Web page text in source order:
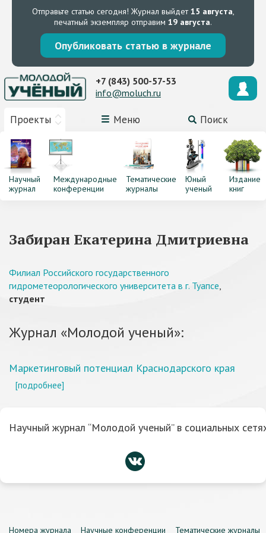
Отправьте статью сегодня! Журнал выйдет15 августа,
печатный экземпляр отправим 19 августа.
Опубликовать статью в журнале
Проекты Меню Поиск
+7 (843) 500-57-53
info@moluch.ru
Научный
журнал
Международные
конференции
Тематические
журналы
Юный
ученый
Издание
книг
Забиран Екатерина Дмитриевна
Филиал Российского государственного
гидрометеорологического университета в г. Туапсе,
студент
Журнал «Молодой ученый»:
Маркетинговый потенциал Краснодарского края
[подробнее]
Научный журнал “Молодой ученый” в социальных
Номера журнала Научные конференции Тематические журналы